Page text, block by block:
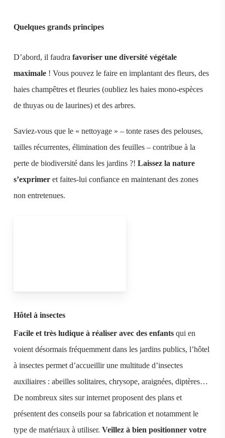
Quelques grands principes
D’abord, il faudra favoriser une diversité végétale
maximale! Vous pouvez le faire en implantant des fleurs, des
haies champêtres et fleuries (oubliez les haies mono-espèces
de thuyas ou de laurines) et des arbres.
Saviez-vous que le « nettoyage » – tonte rases des pelouses,
tailles récurrentes, élimination des feuilles – contribue à la
perte de biodiversité dans les jardins ?! Laissez la nature
s’exprimeret faites-lui confiance en maintenant des zones
non entretenues.
Hôtel à insectes
Facile et très ludique à réaliser avec des enfantsqui en
voient désormais fréquemment dans les jardins publics, l’hôtel
à insectes permet d’accueillir une multitude d’insectes
auxiliaires : abeilles solitaires, chrysope, araignées, diptères…
De nombreux sites sur internet proposent des plans et
présentent des conseils pour sa fabrication et notamment le
type de matériaux à utiliser. Veillez à bien positionner votre